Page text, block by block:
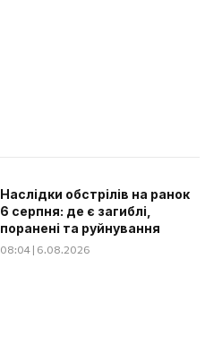
Наслідки обстрілів на ранок
6 серпня: де є загиблі,
поранені та руйнування
08:04 | 6.08.2026